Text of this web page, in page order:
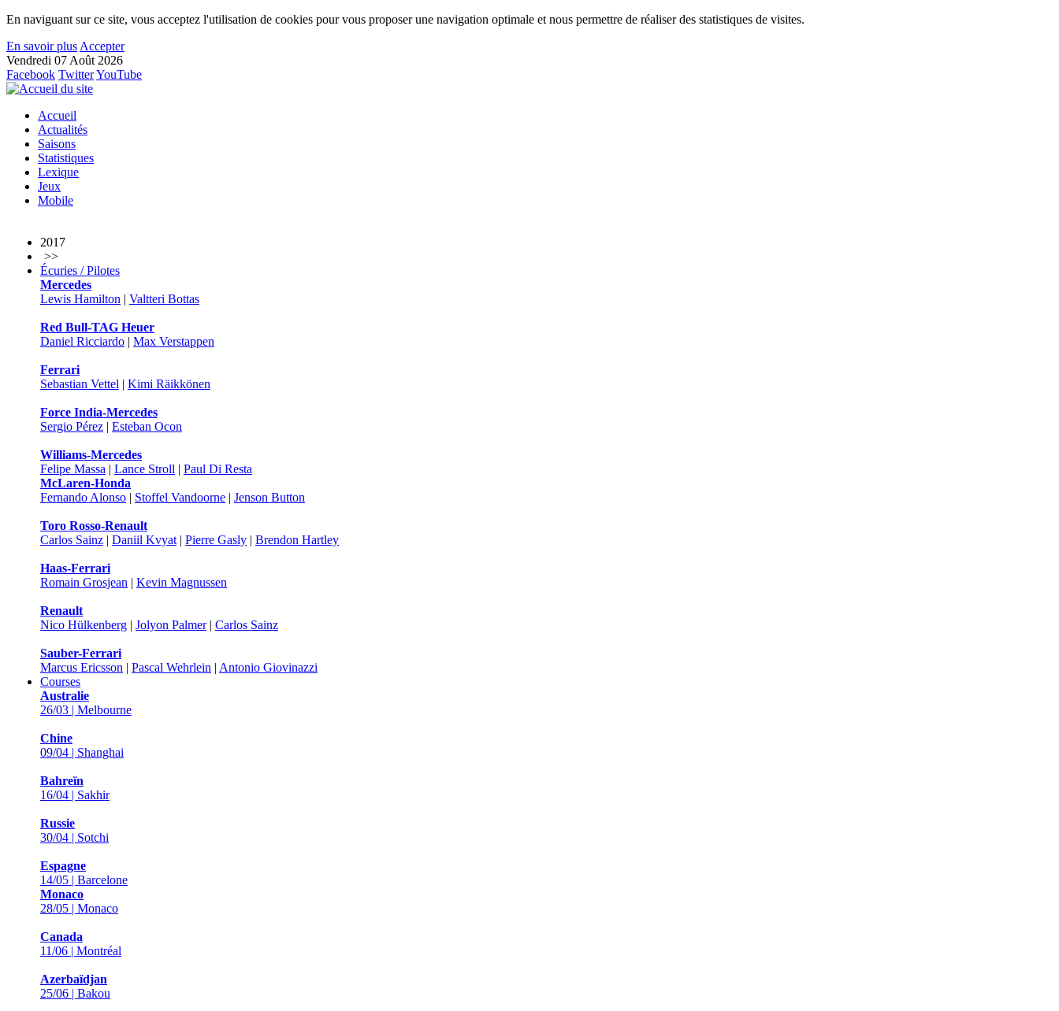
En naviguant sur ce site, vous acceptez l'utilisation de cookies pour vous proposer une navigation optimale et nous permettre de réaliser des statistiques de visites.
En savoir plus Accepter
Vendredi 07 Août 2026
Facebook TwitterYouTube
Accueil
Actualités
Saisons
Statistiques
Lexique
Jeux
Mobile
2017
>>
Écuries / Pilotes
Mercedes
Lewis Hamilton | Valtteri Bottas
Red Bull-TAG Heuer
Daniel Ricciardo | Max Verstappen
Ferrari
Sebastian Vettel | Kimi Räikkönen
Force India-Mercedes
Sergio Pérez | Esteban Ocon
Williams-Mercedes
Felipe Massa | Lance Stroll | Paul Di Resta
McLaren-Honda
Fernando Alonso | Stoffel Vandoorne | Jenson Button
Toro Rosso-Renault
Carlos Sainz | Daniil Kvyat | Pierre Gasly | Brendon Hartley
Haas-Ferrari
Romain Grosjean | Kevin Magnussen
Renault
Nico Hülkenberg | Jolyon Palmer| Carlos Sainz
Sauber-Ferrari
Marcus Ericsson | Pascal Wehrlein | Antonio Giovinazzi
Courses
Australie
26/03 | Melbourne
Chine
09/04 | Shanghai
Bahreïn
16/04 | Sakhir
Russie
30/04 | Sotchi
Espagne
14/05 | Barcelone
Monaco
28/05 | Monaco
Canada
11/06 | Montréal
Azerbaïdjan
25/06 | Bakou